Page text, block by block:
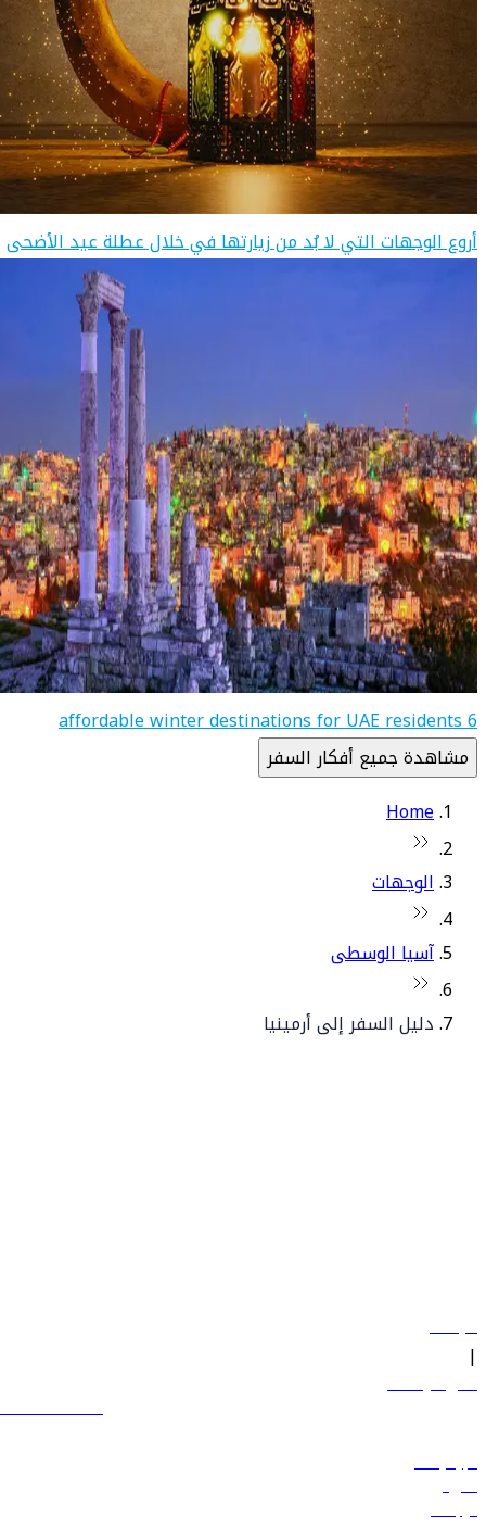
أروع الوجهات التي لا بُد من زيارتها في خلال عطلة عيد الأضحى
6 affordable winter destinations for UAE residents
مشاهدة جميع أفكار السفر
Home
الوجهات
آسيا الوسطى
دليل السفر إلى أرمينيا
سياساتنا
|
الشروط والأحكام
600 544 445
حجز الرحلات
العروض
الوجهات